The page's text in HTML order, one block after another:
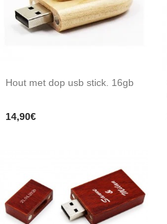
Hout met dop usb stick. 16gb
14,90€